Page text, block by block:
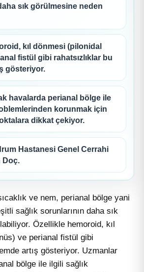
sık görülmesine neden
kıl dönmesi (pilonidal
fistül gibi rahatsızlıklar bu
gösteriyor.
havalarda perianal bölge ile
korunmak için
dikkat çekiyor.
Hastanesi Genel Cerrahi
Doç.
ve nem, perianal bölge yani
sağlık sorunlarının daha sık
Özellikle hemoroid, kıl
ve perianal fistül gibi
artış gösteriyor. Uzmanlar
bölge ile ilgili sağlık